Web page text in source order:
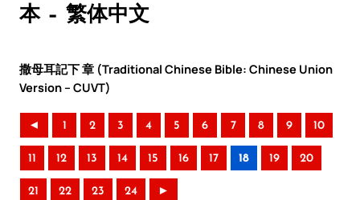
本 – 繁体中文
撒母耳記下 章 (Traditional Chinese Bible: Chinese Union
Version – CUVT)
◄ 1 2 3 4 5 6 7 8 9 10
11 12 13 14 15 16 17 18 19 20
21 22 23 24 ►